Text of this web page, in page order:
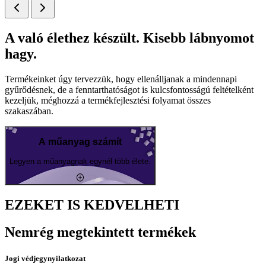
A való élethez készült. Kisebb lábnyomot
hagy.
Termékeinket úgy tervezzük, hogy ellenálljanak a mindennapi
gyűrődésnek, de a fenntarthatóságot is kulcsfontosságú feltételként
kezeljük, méghozzá a termékfejlesztési folyamat összes
szakaszában.
A műanyag számít
Legyen a műanyagnak egynél több élete.
EZEKET IS KEDVELHETI
Nemrég megtekintett termékek
Jogi védjegynyilatkozat